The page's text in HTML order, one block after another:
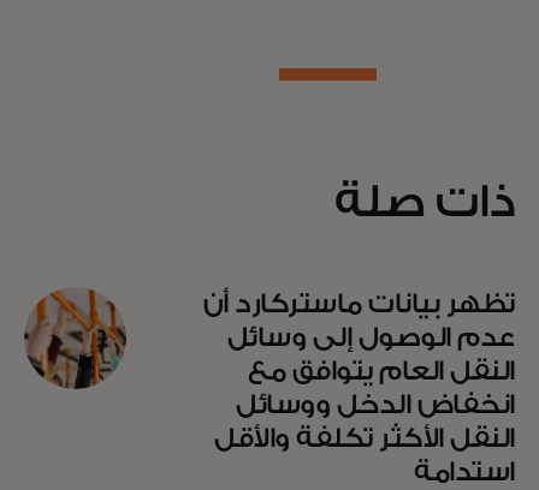
ذات صلة
تظهر بيانات ماستركارد أن
عدم الوصول إلى وسائل
النقل العام يتوافق مع
انخفاض الدخل ووسائل
النقل الأكثر تكلفة والأقل
استدامة